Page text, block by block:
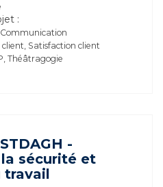
:
Communication
Satisfaction client
Théâtragogie
-
sécurité et
travail